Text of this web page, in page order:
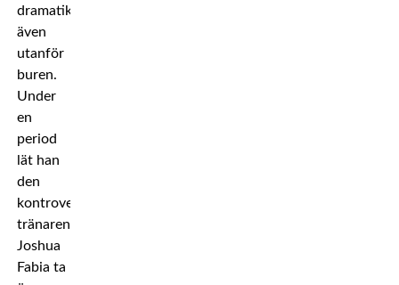
dramatik
även
utanför
buren.
Under
en
period
lät han
den
kontroversiella
tränaren
Joshua
Fabia ta